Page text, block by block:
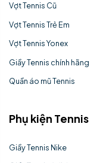
Vợt Tennis Cũ
Vợt Tennis Trẻ Em
Vợt Tennis Yonex
Giầy Tennis chính hãng
Quần áo mũ Tennis
Phụ kiện Tennis
Giầy Tennis Nike